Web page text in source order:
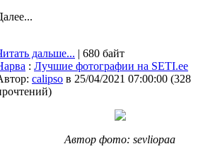
дальше... | 680 байт
: Лучшие фотографии на SETI.ee
calipso в 25/04/2021 07:00:00 (328
)
Автор фото: sevliopaa